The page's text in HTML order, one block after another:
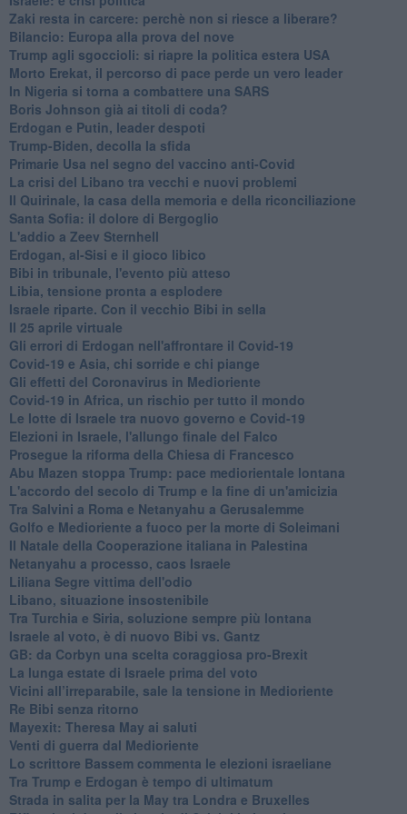
Zaki resta in carcere: perchè non si riesce a liberare?
Bilancio: Europa alla prova del nove
Trump agli sgoccioli: si riapre la politica estera USA
Morto Erekat, il percorso di pace perde un vero leader
In Nigeria si torna a combattere una SARS
Boris Johnson già ai titoli di coda?
Erdogan e Putin, leader despoti
Trump-Biden, decolla la sfida
Primarie Usa nel segno del vaccino anti-Covid
La crisi del Libano tra vecchi e nuovi problemi
Il Quirinale, la casa della memoria e della riconciliazione
Santa Sofia: il dolore di Bergoglio
L'addio a ​Zeev Sternhell
Erdogan, al-Sisi e il gioco libico
Bibi in tribunale, l'evento più atteso
Libia, tensione pronta a esplodere
Israele riparte. Con il vecchio Bibi in sella
Il 25 aprile virtuale
Gli errori di Erdogan nell'affrontare il Covid-19
Covid-19 e Asia, chi sorride e chi piange
Gli effetti del Coronavirus in Medioriente
Covid-19 in Africa, un rischio per tutto il mondo
Le lotte di Israele tra nuovo governo e Covid-19
Elezioni in Israele, l'allungo finale del Falco
Prosegue la riforma della Chiesa di Francesco
Abu Mazen stoppa Trump: pace mediorientale lontana
L'accordo del secolo di Trump e la fine di un'amicizia
Tra Salvini a Roma e Netanyahu a Gerusalemme
Golfo e Medioriente a fuoco per la morte di Soleimani
Il Natale della Cooperazione italiana in Palestina
Netanyahu a processo, caos Israele
Liliana Segre vittima dell'odio
Libano, situazione insostenibile
Tra Turchia e Siria, soluzione sempre più lontana
Israele al voto, è di nuovo Bibi vs. Gantz
GB: da Corbyn una scelta coraggiosa pro-Brexit
La lunga estate di Israele prima del voto
Vicini all’irreparabile, sale la tensione in Medioriente
Re Bibi senza ritorno
Mayexit: Theresa May ai saluti
Venti di guerra dal Medioriente
Lo scrittore Bassem commenta le elezioni israeliane
Tra Trump e Erdogan è tempo di ultimatum
Strada in salita per la May tra Londra e Bruxelles